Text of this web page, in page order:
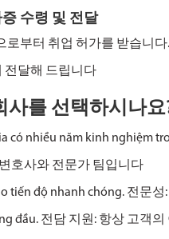
수령 및 전달
로부터 취업 허가를 받습니다.
전달해 드립니다
사를 선택하시나요
có nhiều năm kinh nghiệm
호사와 전문가 팀입니다
tiến độ nhanh chóng. 전문
đầu. 전담 지원: 항상 고객